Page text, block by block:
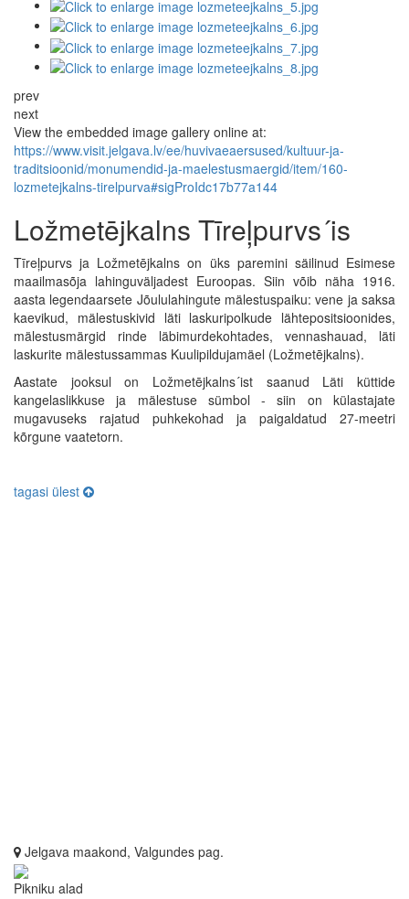
prev
next
View the embedded image gallery online at:
https://www.visit.jelgava.lv/ee/huvivaeaersused/kultuur-ja-
traditsioonid/monumendid-ja-maelestusmaergid/item/160-
lozmetejkalns-tirelpurva#sigProIdc17b77a144
Ložmetējkalns Tīreļpurvs´is
Tīreļpurvs ja Ložmetējkalns on üks paremini säilinud Esimese
maailmasõja lahinguväljadest Euroopas. Siin võib näha 1916.
aasta legendaarsete Jõululahingute mälestuspaiku: vene ja saksa
kaevikud, mälestuskivid läti laskuripolkude lähtepositsioonides,
mälestusmärgid rinde läbimurdekohtades, vennashauad, läti
laskurite mälestussammas Kuulipildujamäel (Ložmetējkalns).
Aastate jooksul on Ložmetējkalns´ist saanud Läti küttide
kangelaslikkuse ja mälestuse sümbol - siin on külastajate
mugavuseks rajatud puhkekohad ja paigaldatud 27-meetri
kõrgune vaatetorn.
tagasi ülest
Jelgava maakond, Valgundes pag.
Pikniku alad